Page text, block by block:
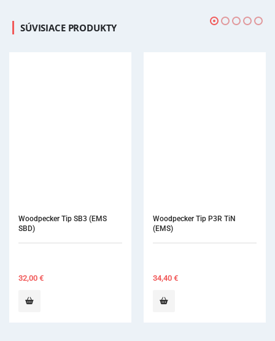
SÚVISIACE PRODUKTY
Woodpecker Tip SB3 (EMS
SBD)
32,00 €
Woodpecker Tip P3R TiN
(EMS)
34,40 €